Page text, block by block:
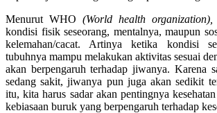
Menurut WHO (World health organization),
kondisi fisik seseorang, mentalnya, maupun
kelemahan/cacat. Artinya ketika kondisi
tubuhnya mampu melakukan aktivitas sesuai
akan berpengaruh terhadap jiwanya. Karena
sedang sakit, jiwanya pun juga akan sedikit
itu, kita harus sadar akan pentingnya
kebiasaan buruk yang berpengaruh terhadap